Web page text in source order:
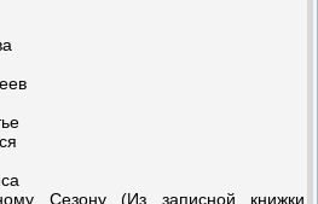
Сезону (Из записной книжки